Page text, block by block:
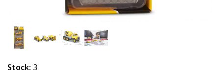
Stock: 3